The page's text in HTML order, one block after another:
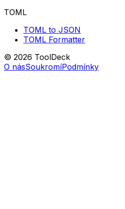
TOML
TOML to JSON
TOML Formatter
© 2026 ToolDeck
O násSoukromíPodmínky